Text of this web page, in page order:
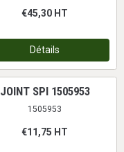
€45,30 HT
Détails
JOINT SPI 1505953
1505953
€11,75 HT